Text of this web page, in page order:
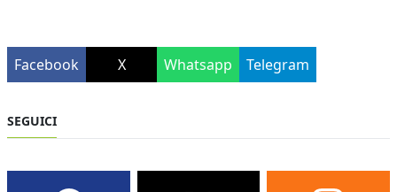
Facebook X Whatsapp Telegram
SEGUICI